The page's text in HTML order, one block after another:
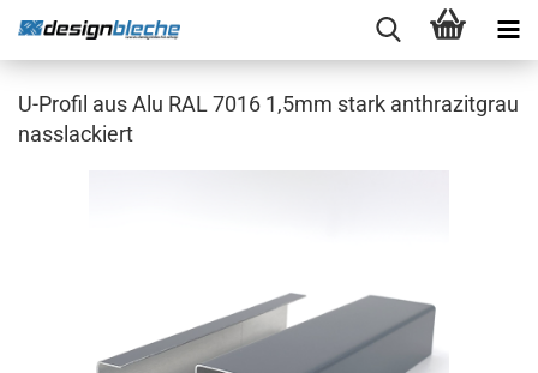
U-Profil aus Alu RAL 7016 1,5mm stark anthrazitgrau
nasslackiert